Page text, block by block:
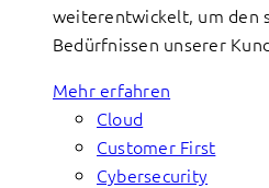
weiterentwickelt, um den
Bedürfnissen unserer
Mehr erfahren
Cloud
Customer First
Cybersecurity